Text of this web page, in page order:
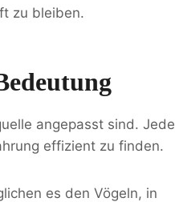
zu bleiben.
angepasst sind. Jede
effizient zu finden.
es den Vögeln, in